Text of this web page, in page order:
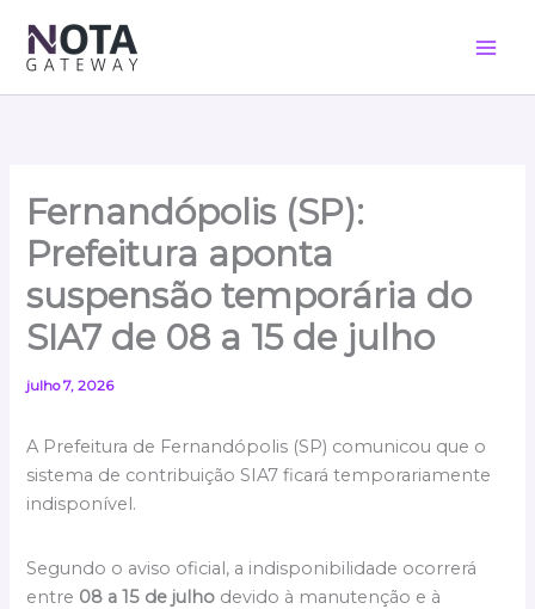
para
conteúdo
Fernandópolis (SP):
Prefeitura aponta
suspensão temporária do
SIA7 de 08 a 15 de julho
julho 7, 2026
A Prefeitura de Fernandópolis (SP) comunicou que o
sistema de contribuição SIA7 ficará temporariamente
indisponível.
Segundo o aviso oficial, a indisponibilidade ocorrerá
entre 08 a 15 de julho devido à manutenção e à